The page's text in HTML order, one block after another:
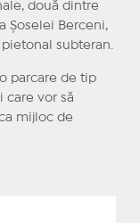
două dintre
Şoselei Berceni,
subteran.
parcare de tip
care vor să
mijloc de